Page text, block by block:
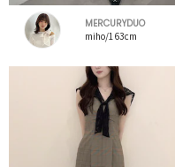
MERCURYDUO
miho/163cm